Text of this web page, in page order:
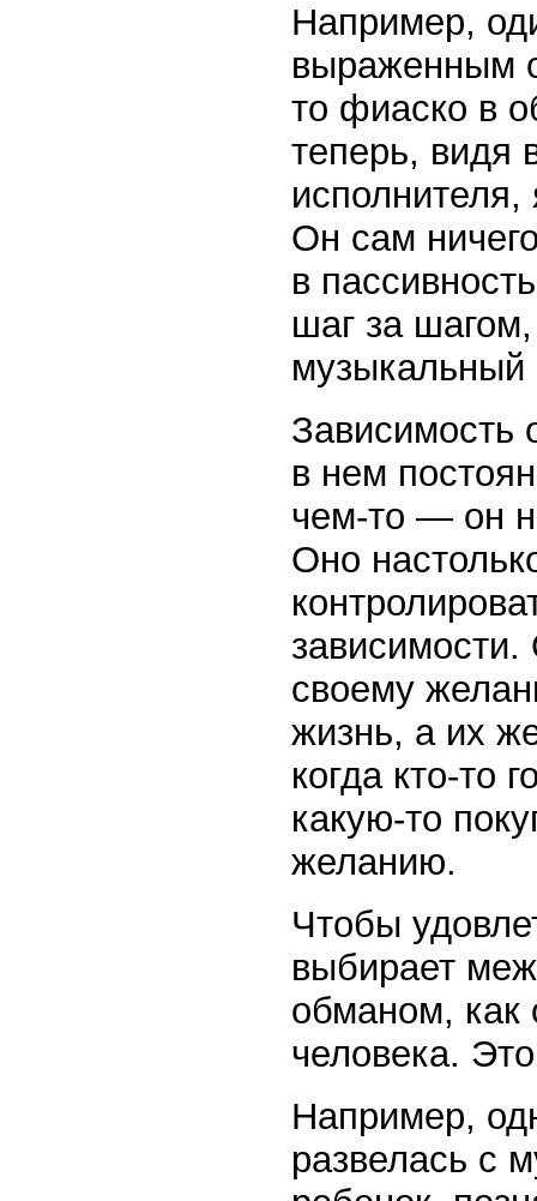
Например,
выраженным
то фиаско в
теперь, видя
исполнителя,
Он сам
в
шаг за
Зависимость
в нем
чем-то — он
Оно
своему
жизнь, а их
когда кто-то
какую-то
желанию.
Чтобы
выбирает
обманом, как
человека.
Например,
развелась с